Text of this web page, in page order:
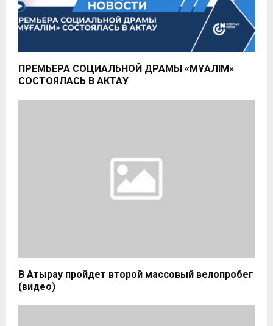
ПРЕМЬЕРА СОЦИАЛЬНОЙ ДРАМЫ «МҰҒАЛІМ»
СОСТОЯЛАСЬ В АКТАУ
В Атырау пройдет второй массовый велопробег
(видео)